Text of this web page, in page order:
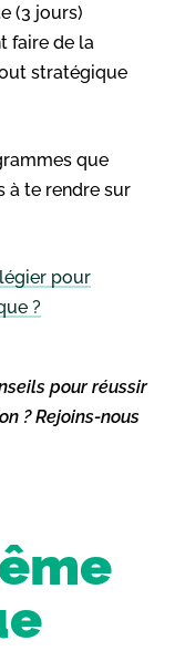
(3 jours)
faire de la
stratégique
que
à te rendre sur
pour
?
pour réussir
? Rejoins-nous